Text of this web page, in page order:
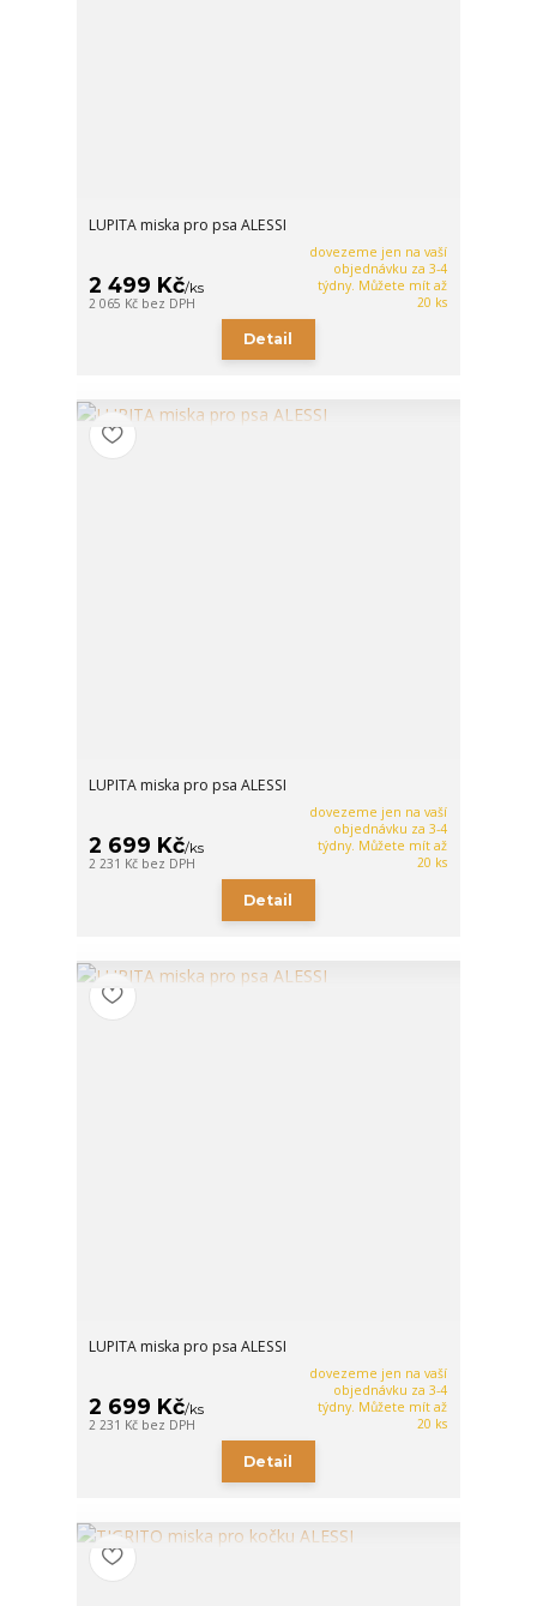
LUPITA miska pro psa ALESSI
2 499 Kč/ks
2 065 Kč bez DPH
dovezeme jen na vaší
objednávku za 3-4
týdny. Můžete mít až
20 ks
Detail
LUPITA miska pro psa ALESSI
2 699 Kč/ks
2 231 Kč bez DPH
dovezeme jen na vaší
objednávku za 3-4
týdny. Můžete mít až
20 ks
Detail
LUPITA miska pro psa ALESSI
2 699 Kč/ks
2 231 Kč bez DPH
dovezeme jen na vaší
objednávku za 3-4
týdny. Můžete mít až
20 ks
Detail